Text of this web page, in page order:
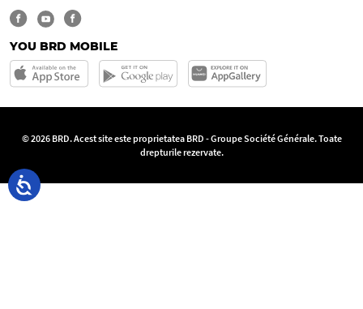
YOU BRD MOBILE
© 2026 BRD. Acest site este proprietatea BRD - Groupe Société Générale. Toate
drepturile rezervate.